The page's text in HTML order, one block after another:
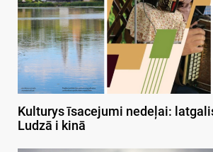
Kulturys īsacejumi nedeļai:
Ludzā i kinā